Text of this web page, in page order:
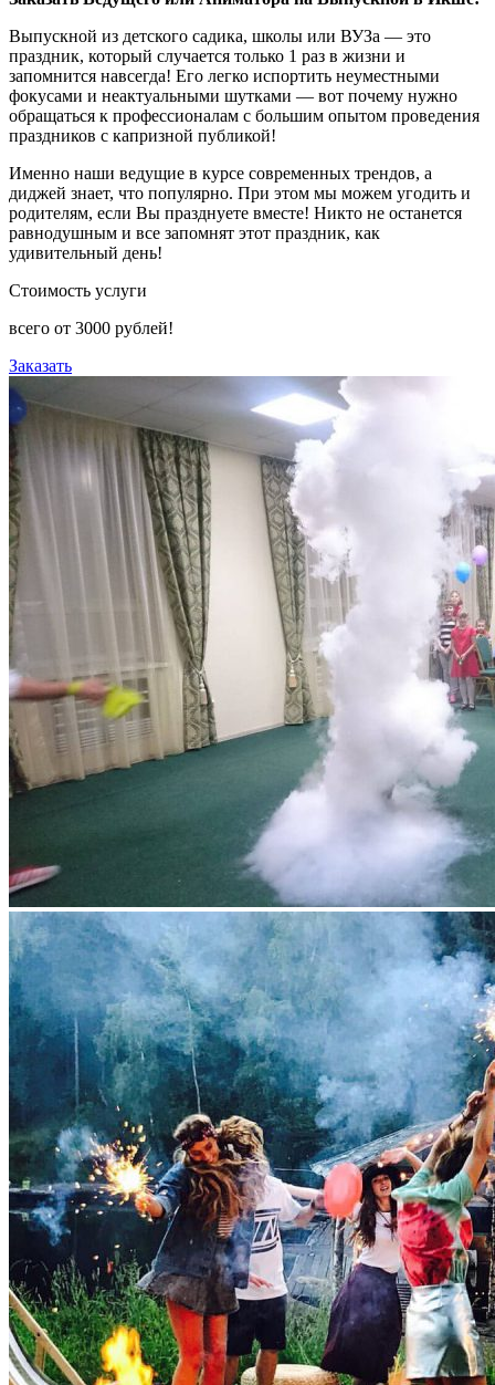
Выпускной из детского садика, школы или ВУЗа — это
праздник, который случается только 1 раз в жизни и
запомнится навсегда! Его легко испортить неуместными
фокусами и неактуальными шутками — вот почему нужно
обращаться к профессионалам с большим опытом проведения
праздников с капризной публикой!
Именно наши ведущие в курсе современных трендов, а
диджей знает, что популярно. При этом мы можем угодить и
родителям, если Вы празднуете вместе! Никто не останется
равнодушным и все запомнят этот праздник, как
удивительный день!
Стоимость услуги
всего от 3000 рублей!
Заказать